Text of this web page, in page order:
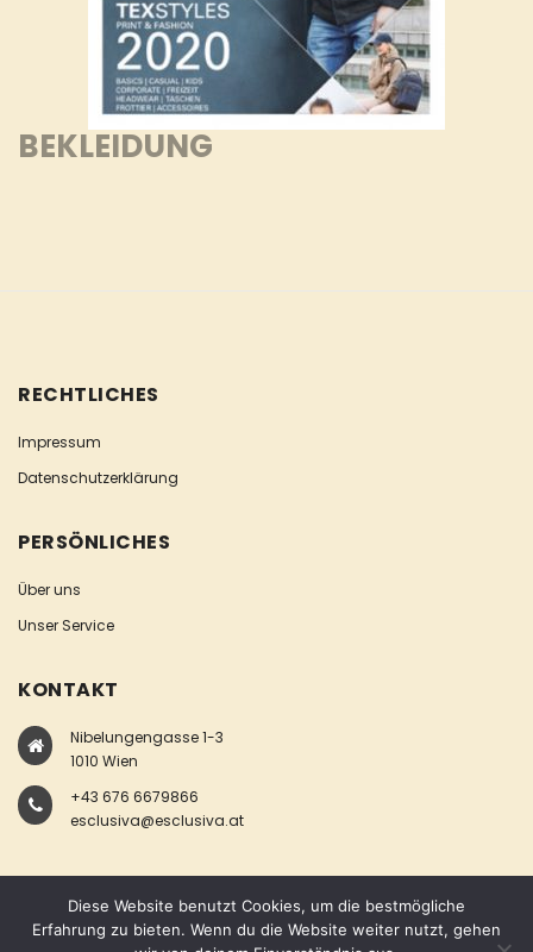
BEKLEIDUNG
RECHTLICHES
Impressum
Datenschutzerklärung
PERSÖNLICHES
Über uns
Unser Service
KONTAKT
Nibelungengasse 1-3
1010 Wien
+43 676 6679866
esclusiva@esclusiva.at
Diese Website benutzt Cookies, um die bestmögliche
Erfahrung zu bieten. Wenn du die Website weiter nutzt, gehen